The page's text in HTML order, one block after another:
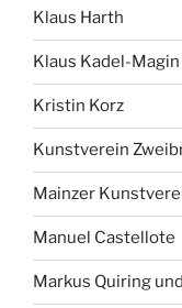
Klaus Harth
Klaus Kadel-Magin
Kristin Korz
Kunstverein
Mainzer
Manuel Castellote
Markus Quiring